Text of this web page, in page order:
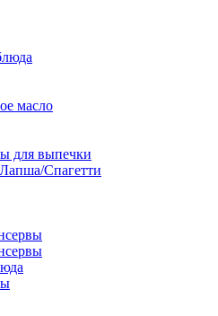
масло
для выпечки
Спагетти